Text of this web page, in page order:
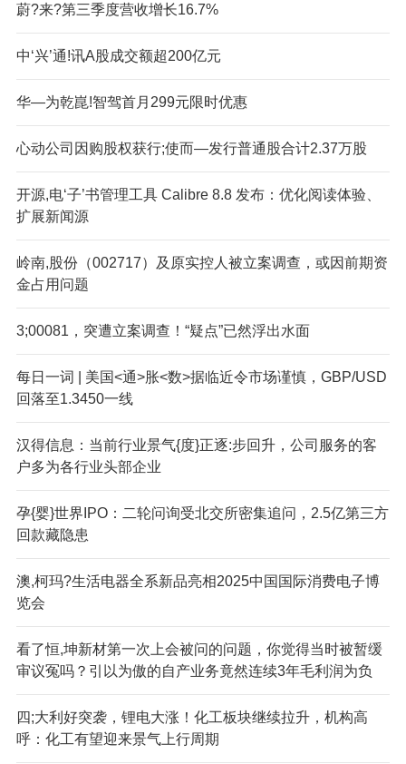
蔚?来?第三季度营收增长16.7%
中‘兴’通!讯A股成交额超200亿元
华—为乾崑!智驾首月299元限时优惠
心动公司因购股权获行;使而—发行普通股合计2.37万股
开源,电‘子’书管理工具 Calibre 8.8 发布：优化阅读体验、
扩展新闻源
岭南,股份（002717）及原实控人被立案调查，或因前期资
金占用问题
3;00081，突遭立案调查！“疑点”已然浮出水面
每日一词 | 美国<通>胀<数>据临近令市场谨慎，GBP/USD
回落至1.3450一线
汉得信息：当前行业景气{度}正逐:步回升，公司服务的客
户多为各行业头部企业
孕{婴}世界IPO：二轮问询受北交所密集追问，2.5亿第三方
回款藏隐患
澳,柯玛?生活电器全系新品亮相2025中国国际消费电子博
览会
看了恒,坤新材第一次上会被问的问题，你觉得当时被暂缓
审议冤吗？引以为傲的自产业务竟然连续3年毛利润为负
四;大利好突袭，锂电大涨！化工板块继续拉升，机构高
呼：化工有望迎来景气上行周期